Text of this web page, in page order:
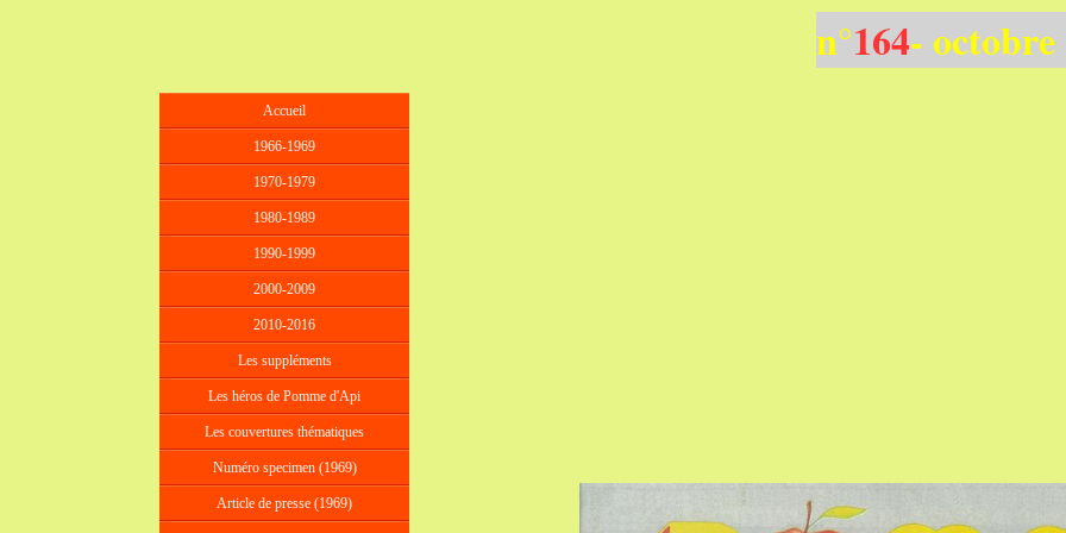
n°164- octobre
Accueil
1966-1969
1970-1979
1980-1989
1990-1999
2000-2009
2010-2016
Les suppléments
Les héros de Pomme d'Api
Les couvertures thématiques
Numéro specimen (1969)
Article de presse (1969)